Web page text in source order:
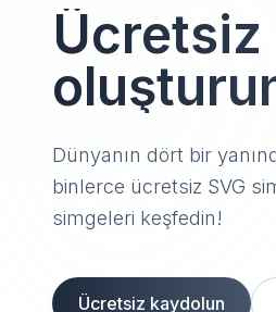
Dünyanın dört bir
binlerce ücretsiz SVG
simgeleri keşfedin!
Ücretsiz kaydolun